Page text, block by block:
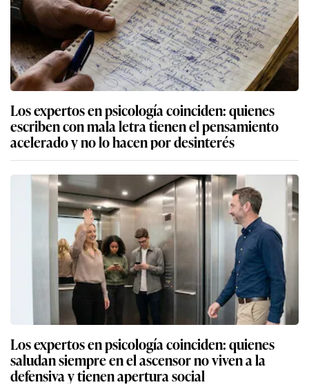
Los expertos en psicología coinciden: quienes
escriben con mala letra tienen el pensamiento
acelerado y no lo hacen por desinterés
Los expertos en psicología coinciden: quienes
saludan siempre en el ascensor no viven a la
defensiva y tienen apertura social